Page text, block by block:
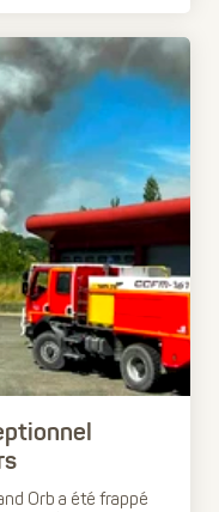
Orb a été frappé